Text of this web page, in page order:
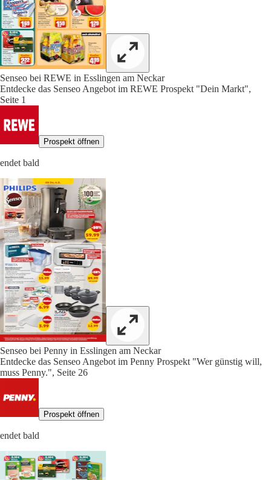
Senseo bei REWE in Esslingen am Neckar
Entdecke das Senseo Angebot im REWE Prospekt "Dein Markt",
Seite 1
Prospekt öffnen
endet bald
Senseo bei Penny in Esslingen am Neckar
Entdecke das Senseo Angebot im Penny Prospekt "Wer günstig will,
muss Penny.", Seite 26
Prospekt öffnen
endet bald